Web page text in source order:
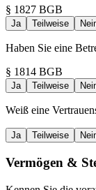
§ 1827 BGB
Ja Teilweise
Haben Sie eine
§ 1814 BGB
Ja Teilweise
Weiß eine
Ja Teilweise
Vermögen &